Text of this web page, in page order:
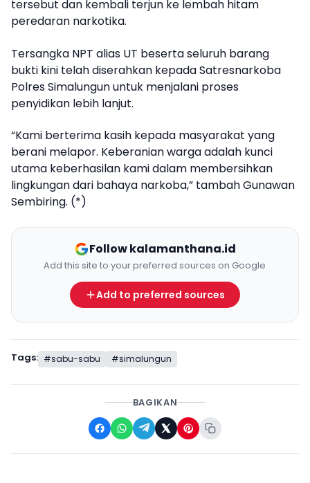
tersebut dan kembali terjun ke lembah hitam
peredaran narkotika.
Tersangka NPT alias UT beserta seluruh barang
bukti kini telah diserahkan kepada Satresnarkoba
Polres Simalungun untuk menjalani proses
penyidikan lebih lanjut.
“Kami berterima kasih kepada masyarakat yang
berani melapor. Keberanian warga adalah kunci
utama keberhasilan kami dalam membersihkan
lingkungan dari bahaya narkoba,” tambah Gunawan
Sembiring. (*)
Follow kalamanthana.id
Add this site to your preferred sources on Google
Add to preferred sources
Tags: #sabu-sabu #simalungun
BAGIKAN